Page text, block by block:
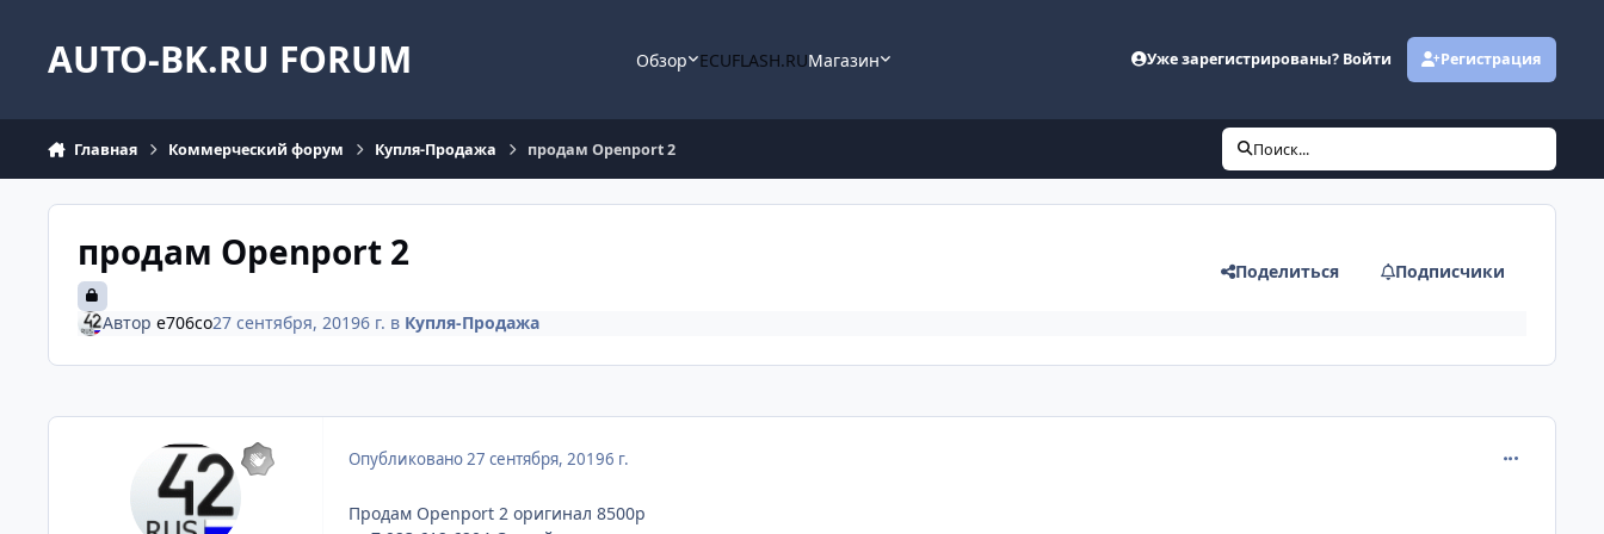
AUTO-BK.RU FORUM Обзор ECUFLASH.RUМагазин Уже зарегистрированы? Войти Регистрация
Главная Коммерческий форум Купля-Продажа продам Openport 2 Поиск...
продам Openport 2 Поделиться Подписчики
Автор e706co27 сентября, 20196 г. в Купля-Продажа
Опубликовано27 сентября, 20196 г.
Продам Openport 2 оригинал 8500р